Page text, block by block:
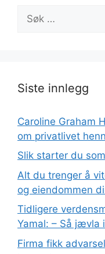
etter:
Siste innlegg
Caroline Graham
om privatlivet
Slik starter du
Alt du trenger å
og eiendommen
Tidligere
Yamal: – Så jævla
Firma fikk